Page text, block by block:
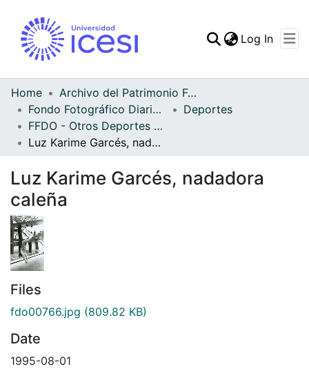
Statistics
Log In
Home
Archivo del Patrimonio Fotográfico y Fílmico del Valle del Cauca
Fondo Fotográfico Diario Occidente
Deportes
FFDO - Otros Deportes - Patrimonial
Luz Karime Garcés, nadadora caleña
Luz Karime Garcés, nadadora
caleña
Files
fdo00766.jpg (809.82 KB)
Date
1995-08-01